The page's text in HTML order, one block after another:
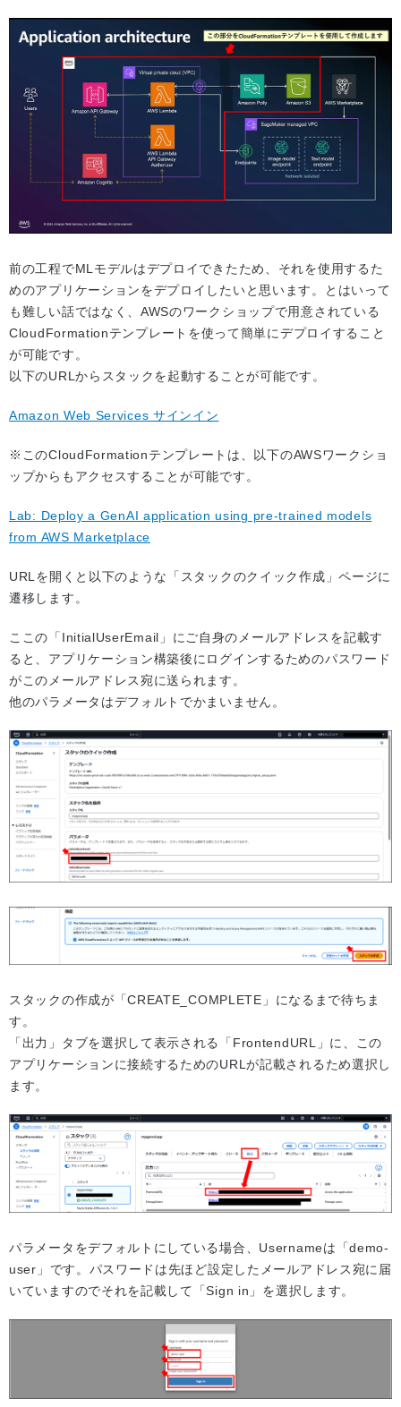
前の工程でMLモデルはデプロイできたため、それを使用するた
めのアプリケーションをデプロイしたいと思います。とはいって
も難しい話ではなく、AWSのワークショップで用意されている
CloudFormationテンプレートを使って簡単にデプロイすること
が可能です。
以下のURLからスタックを起動することが可能です。
Amazon Web Services サインイン
※このCloudFormationテンプレートは、以下のAWSワークショ
ップからもアクセスすることが可能です。
Lab: Deploy a GenAI application using pre-trained models
from AWS Marketplace
URLを開くと以下のような「スタックのクイック作成」ページに
遷移します。
ここの「InitialUserEmail」にご自身のメールアドレスを記載す
ると、アプリケーション構築後にログインするためのパスワード
がこのメールアドレス宛に送られます。
他のパラメータはデフォルトでかまいません。
スタックの作成が「CREATE_COMPLETE」になるまで待ちま
す。
「出力」タブを選択して表示される「FrontendURL」に、この
アプリケーションに接続するためのURLが記載されるため選択し
ます。
パラメータをデフォルトにしている場合、Usernameは「demo-
user」です。パスワードは先ほど設定したメールアドレス宛に届
いていますのでそれを記載して「Sign in」を選択します。